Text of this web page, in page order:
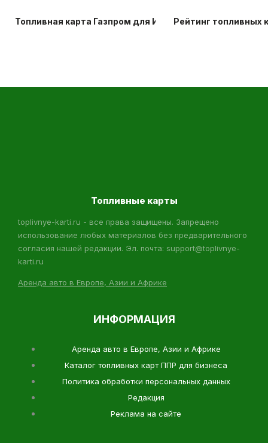
Топливная карта Газпром для ИП и карта лояльности
Рейтинг топливных
Топливные карты
toplivnye-karti.ru - все права защищены. Запрещено
использование любых материалов без предварительного
согласия нашей редакции. Эл. почта: support@toplivnye-
karti.ru
Аренда авто в Европе, Азии и Африке
ИНФОРМАЦИЯ
Аренда авто в Европе, Азии и Африке
Каталог топливных карт ППР для бизнеса
Политика обработки персональных данных
Редакция
Реклама на сайте